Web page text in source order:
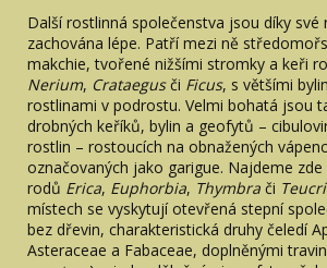
Další rostlinná společenstva jsou díky své
zachována lépe. Patří mezi ně
makchie, tvořené nižšími stromky a keři
Nerium, Crataegusči Ficus, s většími
rostlinami v podrostu. Velmi bohatá jsou
drobných keříků, bylin a geofytů –
rostlin – rostoucích na obnažených
označovaných jako garigue. Najdeme
rodů Erica, Euphorbia, Thymbra či
místech se vyskytují otevřená stepní
bez dřevin, charakteristická druhy čeledí
Asteraceae a Fabaceae, doplněnými